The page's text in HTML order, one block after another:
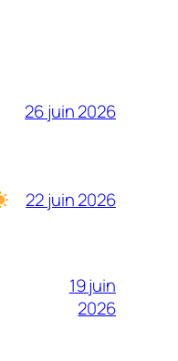
26 juin 2026
22 juin 2026
19 juin
2026